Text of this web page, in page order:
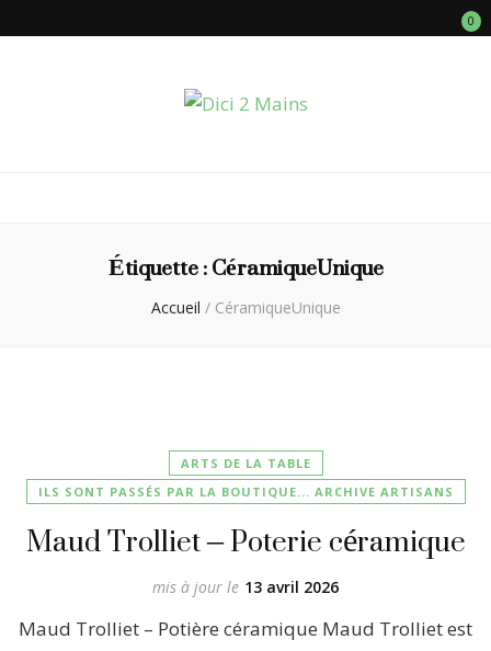
0
Étiquette :CéramiqueUnique
Accueil / CéramiqueUnique
ARTS DE LA TABLE
ILS SONT PASSÉS PAR LA BOUTIQUE... ARCHIVE ARTISANS
Maud Trolliet – Poterie céramique
mis à jour le 13 avril 2026
Maud Trolliet – Potière céramique Maud Trolliet est